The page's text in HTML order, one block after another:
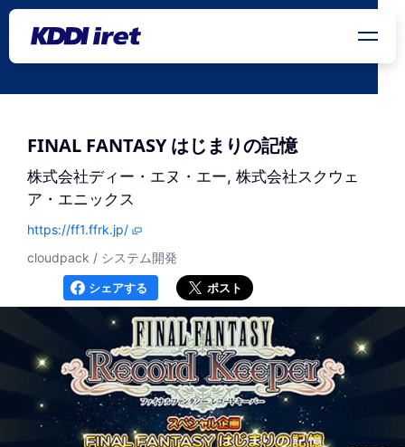
メインコンテンツにスキップ
FINAL FANTASY はじまりの記憶
株式会社ディー・エヌ・エー, 株式会社スクウェ
ア・エニックス
https://ff1.ffrk.jp/
cloudpack / システム開発
シェアする ポスト